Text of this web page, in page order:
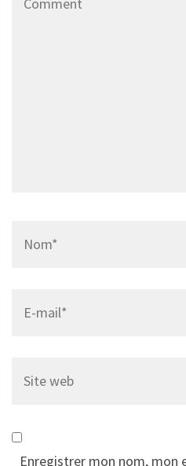
web
Enregistrer mon nom, mon